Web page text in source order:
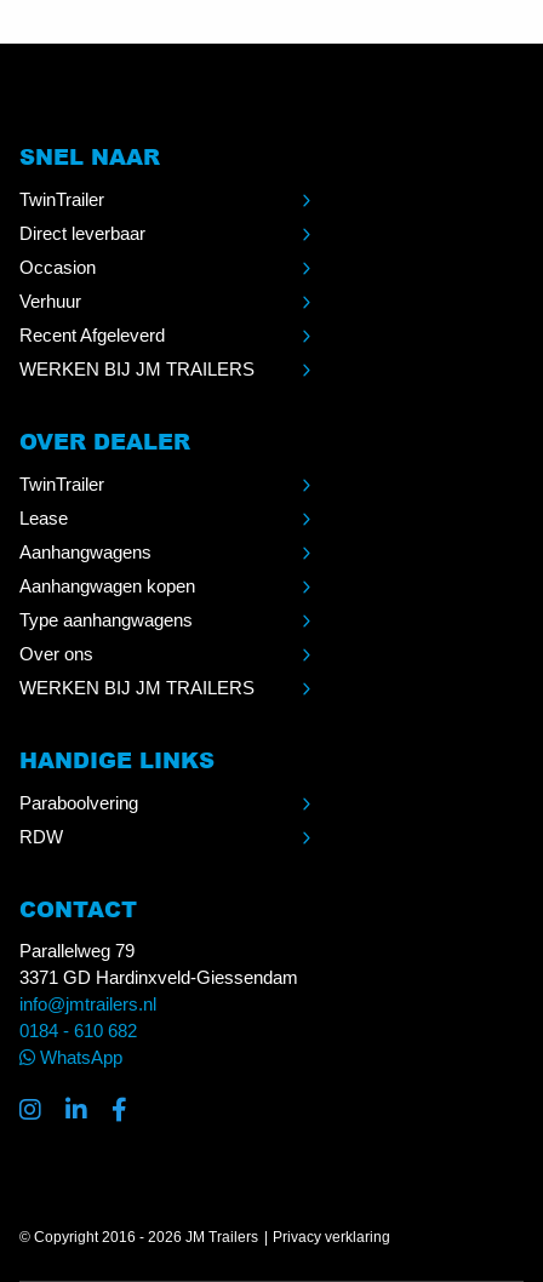
SNEL NAAR
TwinTrailer
Direct leverbaar
Occasion
Verhuur
Recent Afgeleverd
WERKEN BIJ JM TRAILERS
OVER DEALER
TwinTrailer
Lease
Aanhangwagens
Aanhangwagen kopen
Type aanhangwagens
Over ons
WERKEN BIJ JM TRAILERS
HANDIGE LINKS
Paraboolvering
RDW
CONTACT
Parallelweg 79
3371 GD Hardinxveld-Giessendam
info@jmtrailers.nl
0184 - 610 682
WhatsApp
© Copyright 2016 - 2026 JM Trailers Privacy verklaring